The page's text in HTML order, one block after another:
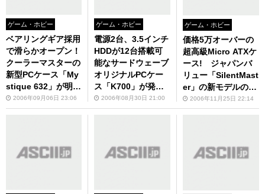
ゲーム・ホビー
ベアリングギア採用
で滑らかオープン！
クーラーマスターの
新型PCケース「My
stique 632」が明日
7日に発売！
2006年09月06日 23:06
ゲーム・ホビー
電源2台、3.5インチ
HDDが12台搭載可
能なサードウェーブ
オリジナルPCケー
ス「K700」が発売
に！2006年08月30日 21:00
ゲーム・ホビー
価格5万オーバーの
超高級Micro ATXケ
ース! ジャパンバ
リュー「SilentMast
er」の新モデルの販
売がスタート！
2006年11月25日 22:14